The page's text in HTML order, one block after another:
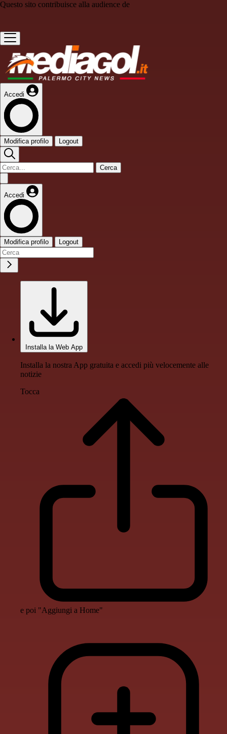
Questo sito contribuisce alla audience de
Accedi
Modifica profilo Logout
Cerca
Accedi
Modifica profilo Logout
Installa la Web App
Installa la nostra App gratuita e accedi più velocemente alle
notizie
Tocca
e poi "Aggiungi a Home"